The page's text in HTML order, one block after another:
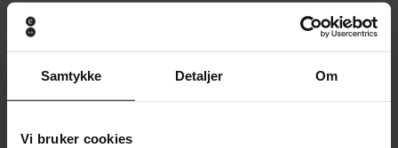
Samtykke Detaljer Om
Vi bruker cookies
EBOK
Nattens datter
Stine Langtangen
EBOK